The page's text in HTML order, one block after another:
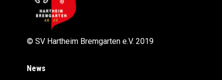
© SV Hartheim Bremgarten e.V. 2019
News